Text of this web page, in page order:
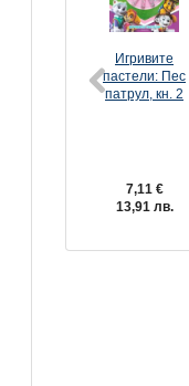
Игривите
пастели: Пес
патрул, кн. 2
7,11 €
13,91 лв.